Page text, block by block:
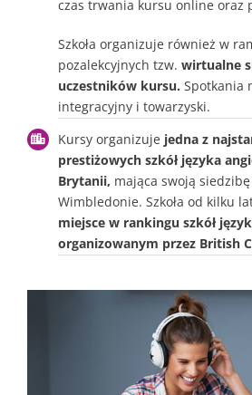
czas trwania kursu online oraz
Szkoła organizuje również w
pozalekcyjnych tzw. wirtualne
uczestników kursu. Spotkania
integracyjny i towarzyski.
Kursy organizuje jedna z
prestiżowych szkół języka
Brytanii, mająca swoją
Wimbledonie. Szkoła od kilku
miejsce w rankingu szkół
organizowanym przez British